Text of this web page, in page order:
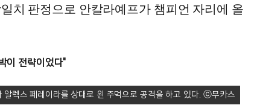
치 판정으로 안칼라예프가 챔피언 자리에 올
이 전략이었다"
알렉스 페레이라를 상대로 왼 주먹으로 공격을 하고 있다.